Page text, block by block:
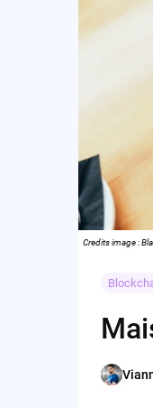
Credits image :
Posted